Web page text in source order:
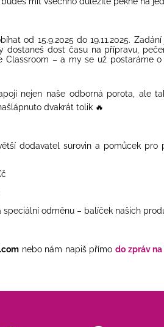
od 15.9.2025 do 19.11.2025.
dost času na přípravu,
Classroom – a my se už postaráme
nejen naše odborná porota, ale
dvakrát tolik 🔥
dodavatel surovin a pomůcek pro
odměnu – balíček našich
nebo nám napiš přímodo zpráv